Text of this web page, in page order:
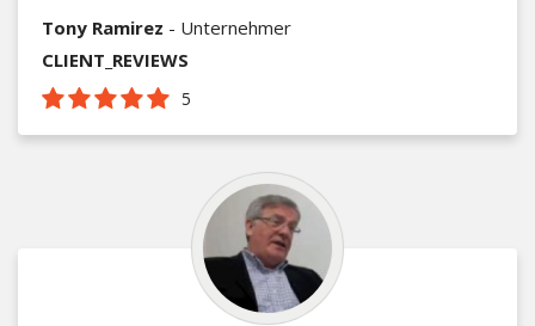
Tony Ramirez - Unternehmer
CLIENT_REVIEWS
5